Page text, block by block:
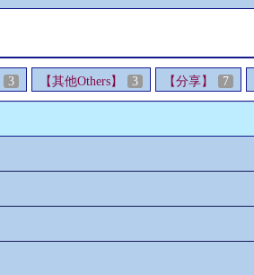
3 【其他Others】 3 【分享】 7